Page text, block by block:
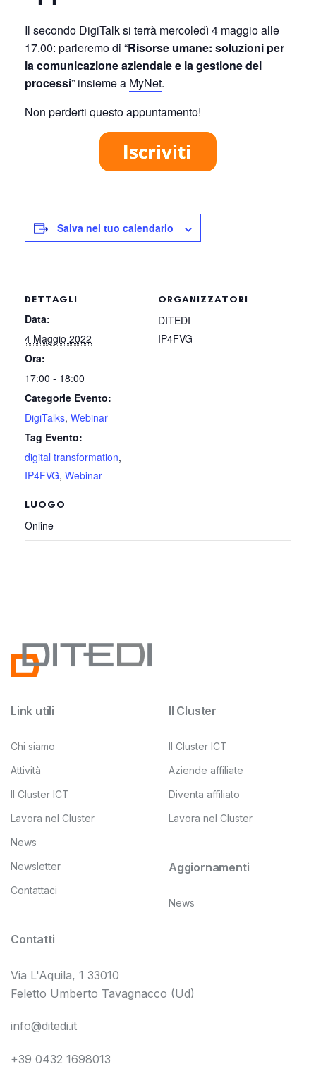
Il secondo DigiTalk si terrà mercoledì 4 maggio alle
17.00: parleremo di “Risorse umane: soluzioni per
la comunicazione aziendale e la gestione dei
processi” insieme a MyNet.
Non perderti questo appuntamento!
Salva nel tuo calendario
DETTAGLI
Data:
4 Maggio 2022
Ora:
17:00 - 18:00
Categorie Evento:
DigiTalks, Webinar
Tag Evento:
digital transformation,
IP4FVG, Webinar
LUOGO
Online
ORGANIZZATORI
DITEDI
IP4FVG
Link utili
Chi siamo
Attività
Il Cluster ICT
Lavora nel Cluster
News
Newsletter
Contattaci
Il Cluster
Il Cluster ICT
Aziende affiliate
Diventa affiliato
Lavora nel Cluster
Aggiornamenti
News
Contatti
Via L'Aquila, 1 33010
Feletto Umberto Tavagnacco (Ud)
info@ditedi.it
+39 0432 1698013